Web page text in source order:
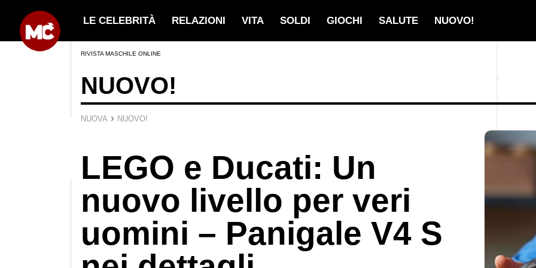
LE CELEBRITÀ RELAZIONI VITA SOLDI GIOCHI SALUTE NUOVO!
RIVISTA MASCHILE ONLINE
NUOVO!
NUOVA › NUOVO!
LEGO e Ducati: Un
nuovo livello per veri
uomini – Panigale V4 S